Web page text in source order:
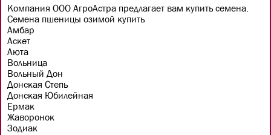
Компания ООО АгроАстра предлагает вам купить семена.
Семена пшеницы озимой купить
Амбар
Аскет
Аюта
Вольница
Вольный Дон
Донская Степь
Донская Юбилейная
Ермак
Жаворонок
Зодиак